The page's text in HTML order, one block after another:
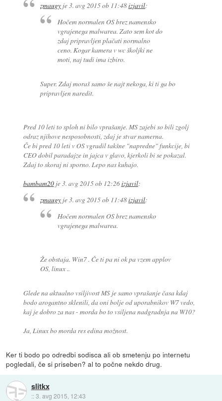
zmaugy je3. avg 2015 ob 11:48izjavil:
Hočem normalen OS brez namensko
vgrajenega malwarea. Zato sem kot do
zdaj pripravljen plačati normalno
ceno. Kogar kamera v wc školjki ne
moti, naj tudi ima izbiro.
Super. Zdaj moraš samo še najt nekoga, ki ti ga bo
pripravljen naredit.
Pred 10 leti to sploh ni bilo vprašanje. MS zajebi so bili zgolj
odraz njihove nesposobnosti, zdaj je stvar namerna.
Če bi pred 10 leti v OS vgradil takšne "napredne" funkcije, bi
CEO dobil paradajze in jajca v glavo, kjerkoli bi se pokazal.
Zdaj to skoraj ni sporno. Lepo nas kuhajo.
bambam20je3. avg 2015 ob 12:26izjavil:
zmaugy je3. avg 2015 ob 11:48izjavil:
Hočem normalen OS brez namensko
vgrajenega malwarea.
Že obstaja. Win7 . Če ti pa ni ok pa vzem applov
OS, linux ..
Glede na aktualno vsiljivost MS je samo vprašanje časa kdaj
bodo arogantno sklenili, da oni bolje od uporabnikov W7 vedo,
kaj je dobro za nas - morda bo to vsiljena nadgradnja na W10?
Ja, Linux bo morda res edina možnost.
Ker ti bodo po odredbi sodisca ali ob smetenju po internetu
pogledali, če si priseben? al to počne nekdo drug.
slitkx
::3. avg 2015, 12:43